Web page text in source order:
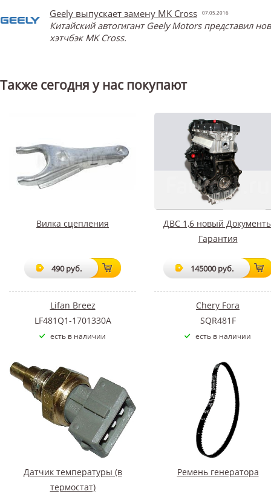
Geely выпускает замену MK Cross 07.05.2016
Китайский автогигант Geely Motors представил
хэтчбэк MK Cross.
Также сегодня у нас покупают
Вилка сцепления
490 руб.
Lifan Breez
LF481Q1-1701330A
есть в наличии
ДВС 1,6 новый
Гарантия
145000 руб.
Chery Fora
SQR481F
есть в наличии
Датчик температуры (в
термостат)
Ремень генератора